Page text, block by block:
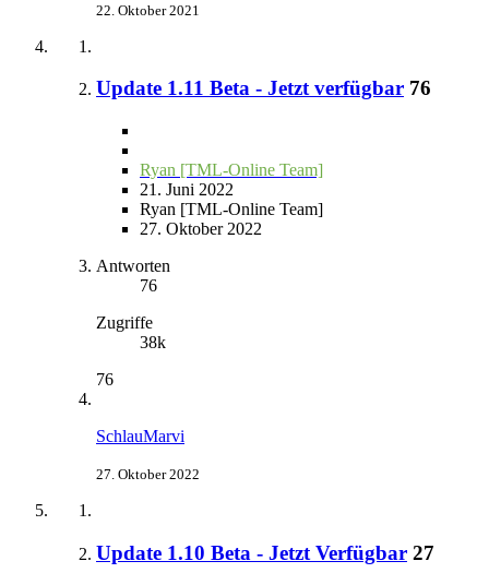
22. Oktober 2021
Update 1.11 Beta - Jetzt verfügbar 76
Ryan [TML-Online Team]
21. Juni 2022
Ryan [TML-Online Team]
27. Oktober 2022
Antworten
76
Zugriffe
38k
76
SchlauMarvi
27. Oktober 2022
Update 1.10 Beta - Jetzt Verfügbar 27